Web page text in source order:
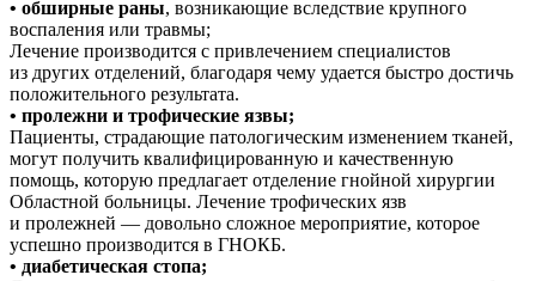
• обширные раны, возникающие вследствие крупного
воспаления или травмы;
Лечение производится с привлечением специалистов
из других отделений, благодаря чему удается быстро достичь
положительного результата.
• пролежни и трофические язвы;
Пациенты, страдающие патологическим изменением тканей,
могут получить квалифицированную и качественную
помощь, которую предлагает отделение гнойной хирургии
Областной больницы. Лечение трофических язв
и пролежней — довольно сложное мероприятие, которое
успешно производится в ГНОКБ.
• диабетическая стопа;